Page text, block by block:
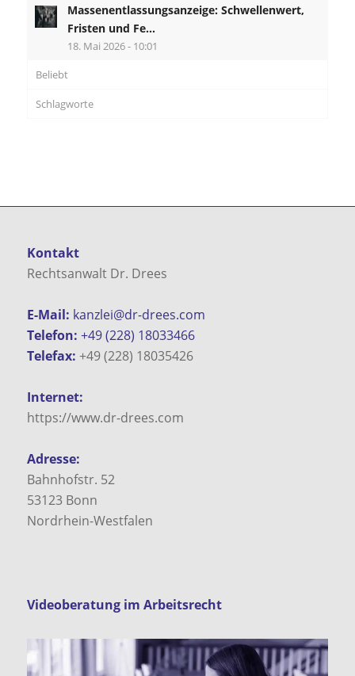
Massenentlassungsanzeige: Schwellenwert,
Fristen und Fe...
18. Mai 2026 - 10:01
Beliebt
Schlagworte
Kontakt
Rechtsanwalt Dr. Drees
E-Mail: kanzlei@dr-drees.com
Telefon: +49 (228) 18033466
Telefax: +49 (228) 18035426
Internet:
https://www.dr-drees.com
Adresse:
Bahnhofstr. 52
53123Bonn
Nordrhein-Westfalen
Videoberatung im Arbeitsrecht